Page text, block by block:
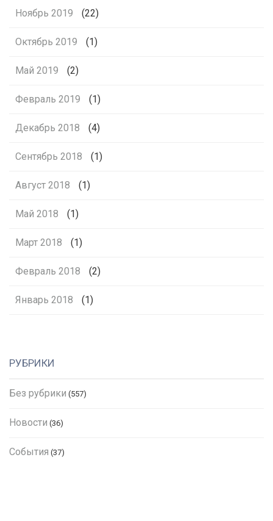
Ноябрь 2019 (22)
Октябрь 2019 (1)
Май 2019 (2)
Февраль 2019 (1)
Декабрь 2018 (4)
Сентябрь 2018 (1)
Август 2018 (1)
Май 2018 (1)
Март 2018 (1)
Февраль 2018 (2)
Январь 2018 (1)
РУБРИКИ
Без рубрики (557)
Новости (36)
События (37)